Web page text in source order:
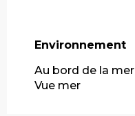
Environnement
Environnement
Au bord de la mer
Vue mer